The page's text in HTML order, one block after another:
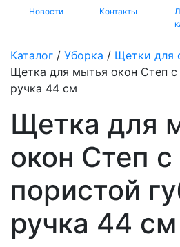
Новости Контакты
Каталог / Уборка / Щетки для
Щетка для мытья окон Степ с
ручка 44 см
Щетка для
окон Степ с
пористой
ручка 44 см